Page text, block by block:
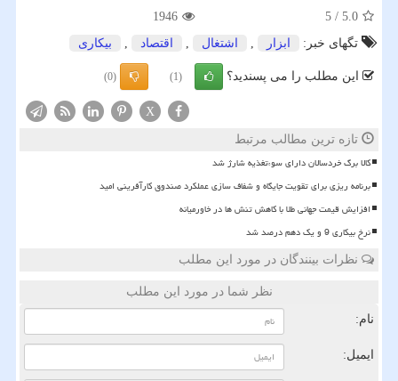
5.0
/
5
1946
تگهای خبر:
ابزار , اشتغال , اقتصاد , بیكاری
این مطلب را می پسندید؟ (1)
(0)
X
تازه ترین مطالب مرتبط
کالا برگ خردسالان دارای سوءتغذیه شارژ شد
برنامه ریزی برای تقویت جایگاه و شفاف سازی عملکرد صندوق کارآفرینی امید
افزایش قیمت جهانی طلا با کاهش تنش ها در خاورمیانه
نرخ بیکاری 9 و یک دهم درصد شد
نظرات بینندگان در مورد این مطلب
نظر شما در مورد این مطلب
نام:
ایمیل: